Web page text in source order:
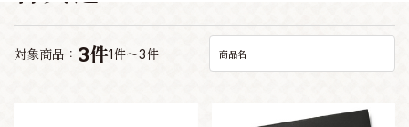
対象商品： 3件1件～3件 商品名